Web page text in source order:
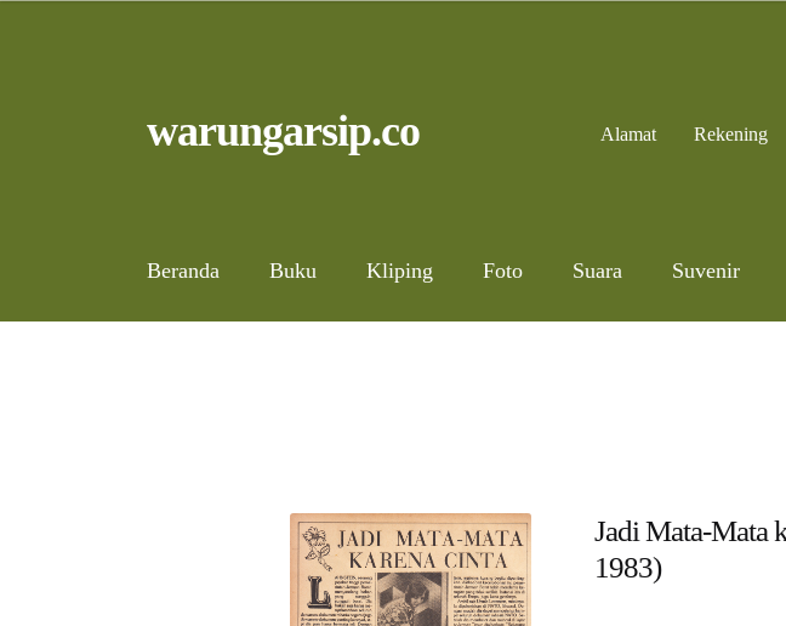
to
to
warungarsip.co Alamat Rekening
Beranda Buku Kliping Foto Suara Suvenir
Jadi Mata-Mata
1983)